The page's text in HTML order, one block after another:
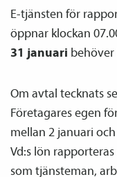
E-tjänsten för
öppnar klockan
31 januari
Om avtal tecknats
Företagares egen
mellan 2 januari
Vd:s lön
som tjänsteman,